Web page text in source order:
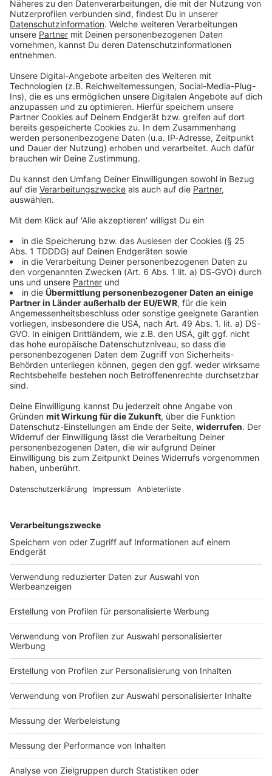
Audiotitel - Xmas Rock Xmas Rock
Genieße die besinnliche
Zeit mit den besten
Gerade läuft:Winter
wonderland - Brian Setzer
Weihnachten
Xmas Corner
Hier gibt es alles, was ihr für ein rockendes Fest
braucht!
Der Original ROCK ANTENNE
ROCKventskalender 2024: Täglich Geschenke
sichern!
Enter Santaman! Am 1.12. startet unser traditioneller
ROCK ANTENNE ROCKventskalender - der
Adventskalender für euch, der richtig rockt! Jeder Tag
ein Geschenke-Highlight: klickt euch rein oder lasst
euch mit unserem App Pushnachrichten Verteiler
erinnern!
DEINE GEMERKTEN ARTIKEL
Du hast dir noch keine Artikel gemerkt
Markiere sie hierfür mit einem
Nutzungsbedingungen
Impressum
ROCK ANTENNE
Region wechseln